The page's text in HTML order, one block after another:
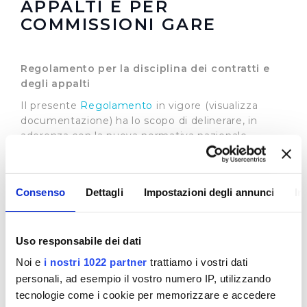
Consenso Dettagli Impostazioni degli annunci
Uso responsabile dei dati
Noi e i nostri 1022 partner trattiamo i vostri dati
personali, ad esempio il vostro numero IP, utilizzando
tecnologie come i cookie per memorizzare e accedere
APPALTI E PER
COMMISSIONI GARE
Regolamento per la disciplina dei contratti e
degli appalti
Il presente Regolamento in vigore (visualizza
documentazione) ha lo scopo di delinerare, in
aderenza con la nuova normativa nazionale
vigente, una disciplina omogenea a tutti i
procedimenti, nel rispetto dei principi comunitari e
D. Lgs. 36/2023 e s.m.i. in materia di
autoregolamentazione nei cd. settori speciali.
funzionamento delle commissioni giudicatrici e
dei seggi di gara, nelle procedure per
l'aggiudicazione dei contratti pubblici